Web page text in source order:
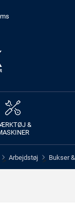
&
> Arbejdstøj > Bukser